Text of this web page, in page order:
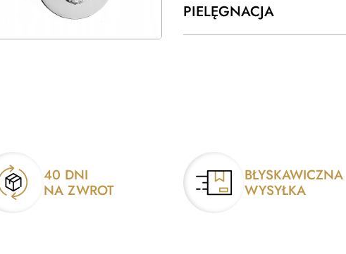
PIELĘGNACJA
40 DNI
NA ZWROT
BŁYSKAWICZNA
WYSYŁKA